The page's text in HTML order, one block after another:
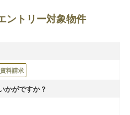
ントリー対象物件
資料請求
かがですか？